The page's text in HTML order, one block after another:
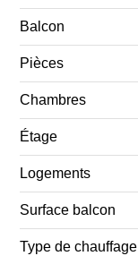
Balcon
Pièces
Chambres
Étage
Logements
Surface balcon
Type de chauffage